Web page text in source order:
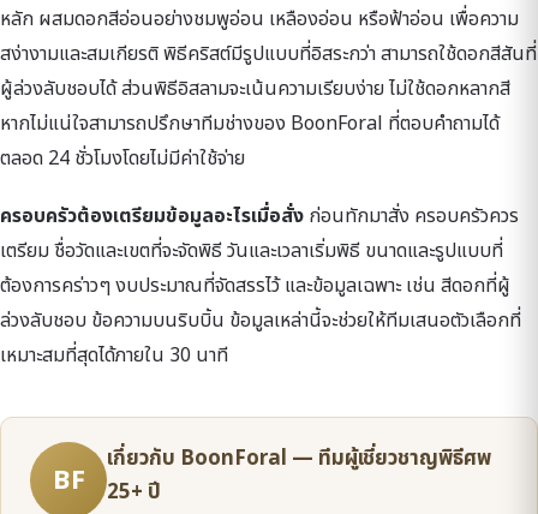
หลัก ผสมดอกสีอ่อนอย่างชมพูอ่อน เหลืองอ่อน หรือฟ้าอ่อน เพื่อความ
สง่างามและสมเกียรติ พิธีคริสต์มีรูปแบบที่อิสระกว่า สามารถใช้ดอกสีสันที่
ผู้ล่วงลับชอบได้ ส่วนพิธีอิสลามจะเน้นความเรียบง่าย ไม่ใช้ดอกหลากสี
หากไม่แน่ใจสามารถปรึกษาทีมช่างของ BoonForal ที่ตอบคำถามได้
ตลอด 24 ชั่วโมงโดยไม่มีค่าใช้จ่าย
ครอบครัวต้องเตรียมข้อมูลอะไรเมื่อสั่ง ก่อนทักมาสั่ง ครอบครัวควร
เตรียม ชื่อวัดและเขตที่จะจัดพิธี วันและเวลาเริ่มพิธี ขนาดและรูปแบบที่
ต้องการคร่าวๆ งบประมาณที่จัดสรรไว้ และข้อมูลเฉพาะ เช่น สีดอกที่ผู้
ล่วงลับชอบ ข้อความบนริบบิ้น ข้อมูลเหล่านี้จะช่วยให้ทีมเสนอตัวเลือกที่
เหมาะสมที่สุดได้ภายใน 30 นาที
BF
เกี่ยวกับ BoonForal — ทีมผู้เชี่ยวชาญพิธีศพ
25+ ปี